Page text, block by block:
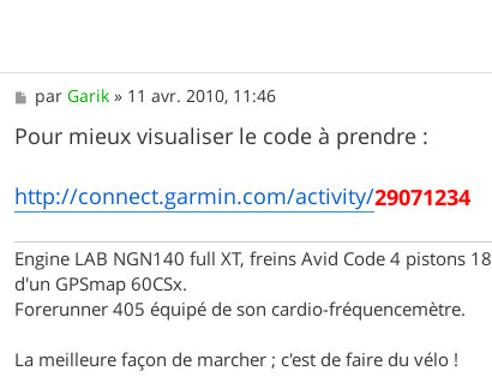
M
e
s
s
g
e
parGarik » 11 avr. 2010, 11:46
Pour mieux visualiser le code à prendre :
http://connect.garmin.com/activity/29071234
Engine LAB NGN140 full XT, freins Avid Code 4 pistons
d'un GPSmap 60CSx.
Forerunner 405 équipé de son cardio-fréquencemètre.
La meilleure façon de marcher ; c'est de faire du vélo !